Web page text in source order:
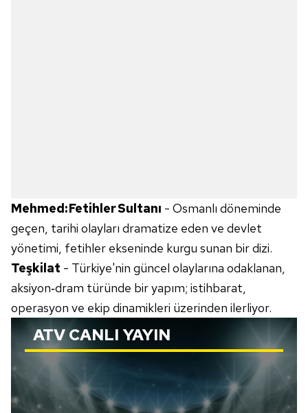
Mehmed: Fetihler Sultanı - Osmanlı döneminde
geçen, tarihi olayları dramatize eden ve devlet
yönetimi, fetihler ekseninde kurgu sunan bir dizi.
Teşkilat - Türkiye'nin güncel olaylarına odaklanan,
aksiyon‑dram türünde bir yapım; istihbarat,
operasyon ve ekip dinamikleri üzerinden ilerliyor.
ATVCANLI YAYIN